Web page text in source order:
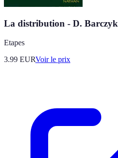
La distribution - D. Barczyk
Etapes
3.99 EURVoir le prix